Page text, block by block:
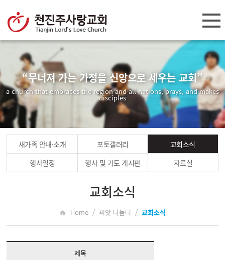
“무너져 가는 가정을 신앙으로 세우는 교회”
a church that embraces the region and all nations, prays, and makes
disciples
새가족 안내·소개 포토갤러리
교회소식
행사일정
행사 및 기도 게시판 자료실
교회소식
Home / 씨앗 나눔터 / 교회소식
제목